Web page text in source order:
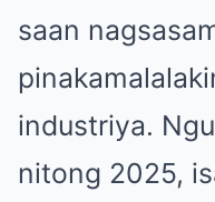
saan
industriya.
nitong 2025,